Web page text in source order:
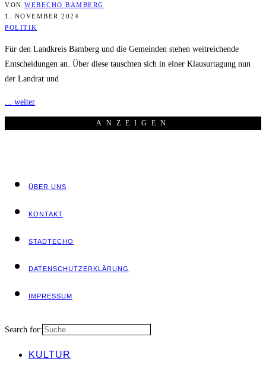
VON WEBECHO BAMBERG
1. NOVEMBER 2024
POLITIK
Für den Landkreis Bamberg und die Gemeinden stehen weitreichende
Entscheidungen an. Über diese tauschten sich in einer Klausurtagung nun
der Landrat und
... weiter
ANZEI­GEN
ÜBER UNS
KON­TAKT
STADT­ECHO
DATEN­SCHUTZ­ER­KLÄ­RUNG
IMPRES­SUM
Search for:
KUL­TUR